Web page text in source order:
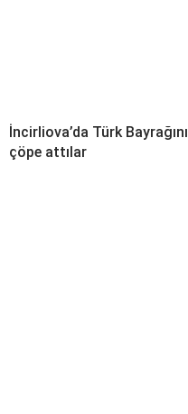
İncirliova’da Türk Bayrağını
çöpe attılar